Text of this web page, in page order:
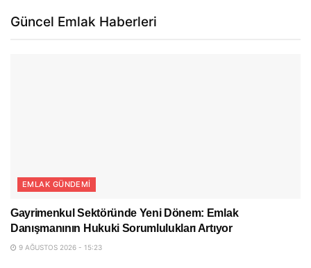
Güncel Emlak Haberleri
EMLAK GÜNDEMI
Gayrimenkul Sektöründe Yeni Dönem: Emlak
Danışmanının Hukuki Sorumlulukları Artıyor
9 AĞUSTOS 2026 - 15:23